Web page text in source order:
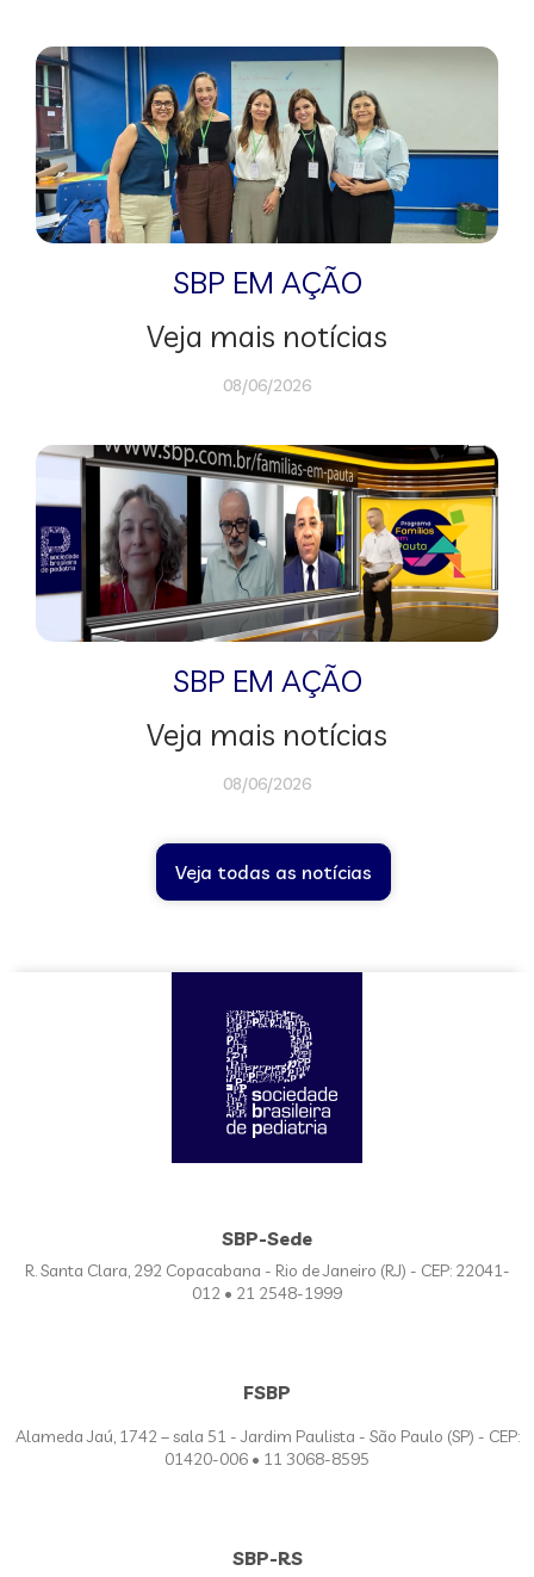
SBP EM AÇÃO
Veja mais notícias
08/06/2026
SBP EM AÇÃO
Veja mais notícias
08/06/2026
Veja todas as notícias
SBP-Sede
R. Santa Clara, 292 Copacabana - Rio de Janeiro (RJ) - CEP: 22041-
012 • 21 2548-1999
FSBP
Alameda Jaú, 1742 – sala 51 - Jardim Paulista - São Paulo (SP) - CEP:
01420-006 • 11 3068-8595
SBP-RS